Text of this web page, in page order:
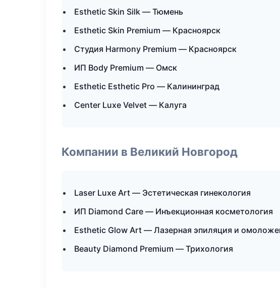
Esthetic Skin Silk — Тюмень
Esthetic Skin Premium — Красноярск
Студия Harmony Premium — Красноярск
ИП Body Premium — Омск
Esthetic Esthetic Pro — Калининград
Center Luxe Velvet — Калуга
Компании в Великий Новгород
Laser Luxe Art — Эстетическая гинекология
ИП Diamond Care — Инъекционная косметология
Esthetic Glow Art — Лазерная эпиляция и
Beauty Diamond Premium — Трихология